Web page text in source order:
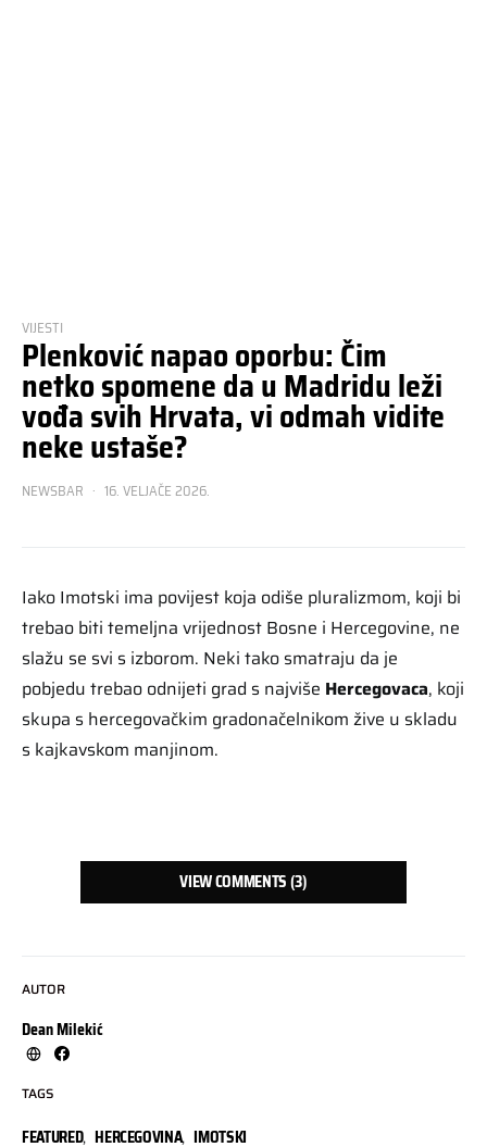
AUTOR
Dean Milekić
TAGS
FEATURED, HERCEGOVINA, IMOTSKI
VIJESTI
Plenković napao oporbu: Čim
netko spomene da u Madridu leži
vođa svih Hrvata, vi odmah vidite
neke ustaše?
NEWSBAR 16. VELJAČE 2026.
Iako Imotski ima povijest koja odiše pluralizmom, koji bi
trebao biti temeljna vrijednost Bosne i Hercegovine, ne
slažu se svi s izborom. Neki tako smatraju da je
pobjedu trebao odnijeti grad s najviše Hercegovaca, koji
skupa s hercegovačkim gradonačelnikom žive u skladu
s kajkavskom manjinom.
VIEW COMMENTS (3)